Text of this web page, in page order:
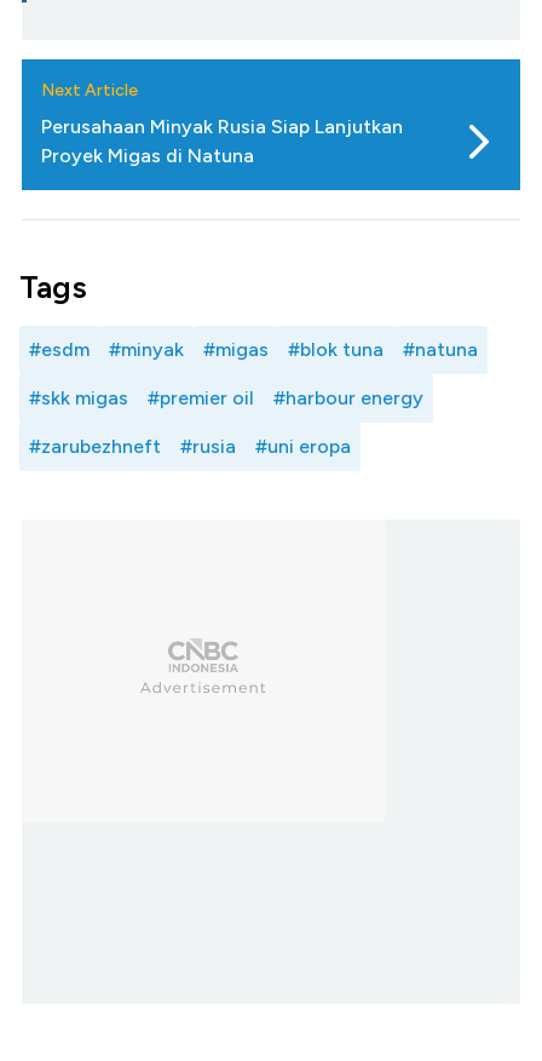
Next Article
Perusahaan Minyak Rusia Siap Lanjutkan
Proyek Migas di Natuna
Tags
#esdm #minyak #migas #blok tuna #natuna
#skk migas #premier oil #harbour energy
#zarubezhneft #rusia #uni eropa